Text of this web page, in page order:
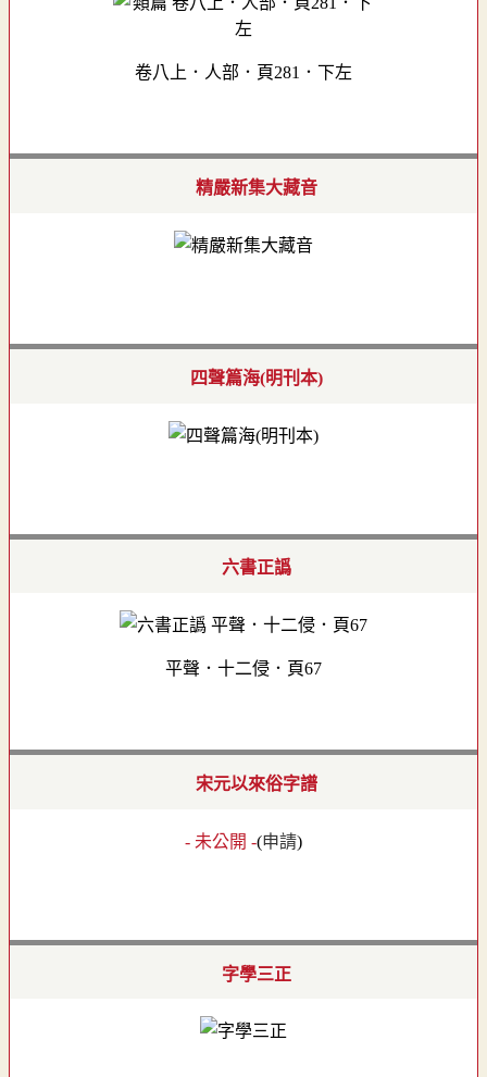
卷八上．人部．頁281．下左
精嚴新集大藏音
四聲篇海(明刊本)
六書正譌
平聲．十二侵．頁67
宋元以來俗字譜
- 未公開 -(申請)
字學三正